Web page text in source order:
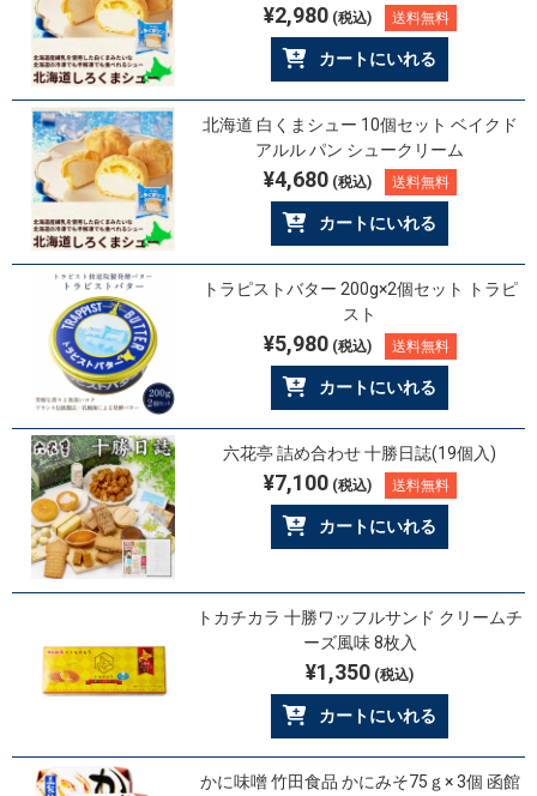
¥2,980(税込) 送料無料
カートにいれる
北海道 白くまシュー 10個セット ベイクド
アルル パン シュークリーム
¥4,680(税込) 送料無料
カートにいれる
トラピストバター 200g×2個セット トラピ
スト
¥5,980(税込) 送料無料
カートにいれる
六花亭 詰め合わせ 十勝日誌(19個入)
¥7,100(税込) 送料無料
カートにいれる
トカチカラ 十勝ワッフルサンド クリームチ
ーズ風味 8枚入
¥1,350 (税込)
カートにいれる
かに味噌 竹田食品 かにみそ75ｇ× 3個 函館